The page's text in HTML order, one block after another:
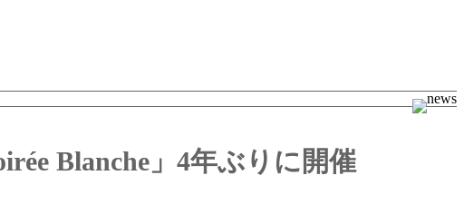
Blanche」4年ぶりに開催